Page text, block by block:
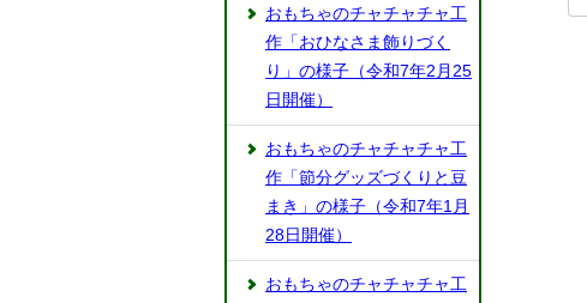
おもちゃのチャチャチャ工
作「おひなさま飾りづく
り」の様子（令和7年2月25
日開催）
おもちゃのチャチャチャ工
作「節分グッズづくりと豆
まき」の様子（令和7年1月
28日開催）
おもちゃのチャチャチャ工